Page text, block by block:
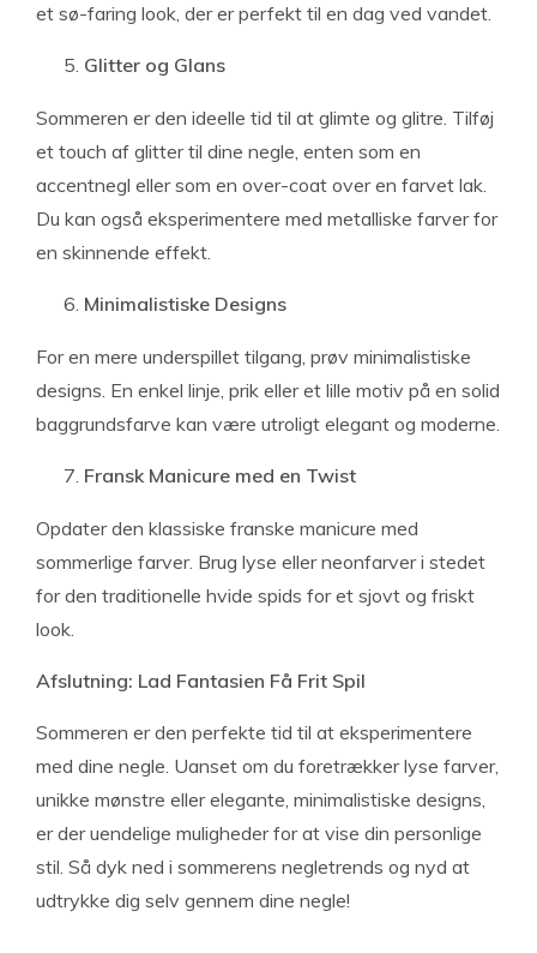
et sø-faring look, der er perfekt til en dag ved vandet.
Glitter og Glans
Sommeren er den ideelle tid til at glimte og glitre. Tilføj
et touch af glitter til dine negle, enten som en
accentnegl eller som en over-coat over en farvet lak.
Du kan også eksperimentere med metalliske farver for
en skinnende effekt.
Minimalistiske Designs
For en mere underspillet tilgang, prøv minimalistiske
designs. En enkel linje, prik eller et lille motiv på en solid
baggrundsfarve kan være utroligt elegant og moderne.
Fransk Manicure med en Twist
Opdater den klassiske franske manicure med
sommerlige farver. Brug lyse eller neonfarver i stedet
for den traditionelle hvide spids for et sjovt og friskt
look.
Afslutning: Lad Fantasien Få Frit Spil
Sommeren er den perfekte tid til at eksperimentere
med dine negle. Uanset om du foretrækker lyse farver,
unikke mønstre eller elegante, minimalistiske designs,
er der uendelige muligheder for at vise din personlige
stil. Så dyk ned i sommerens negletrends og nyd at
udtrykke dig selv gennem dine negle!